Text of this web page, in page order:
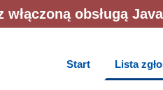
obsługą
Start Lista